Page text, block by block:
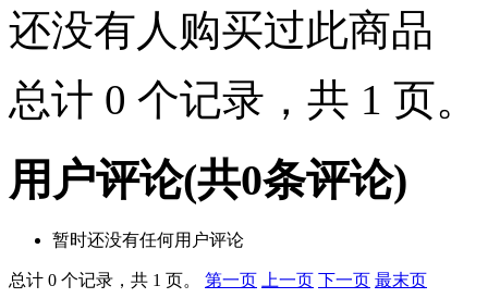
还没有人购买过此商品
总计 0 个记录，共 1 页。
用户评论(共0条评论)
暂时还没有任何用户评论
总计 0 个记录，共 1 页。 第一页 上一页 下一页 最末页